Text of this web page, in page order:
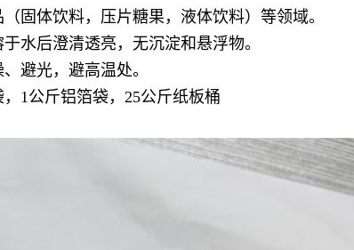
固体饮料，压片糖果，液体饮料）等领域。
水后澄清透亮，无沉淀和悬浮物。
避光，避高温处。
1公斤铝箔袋，25公斤纸板桶